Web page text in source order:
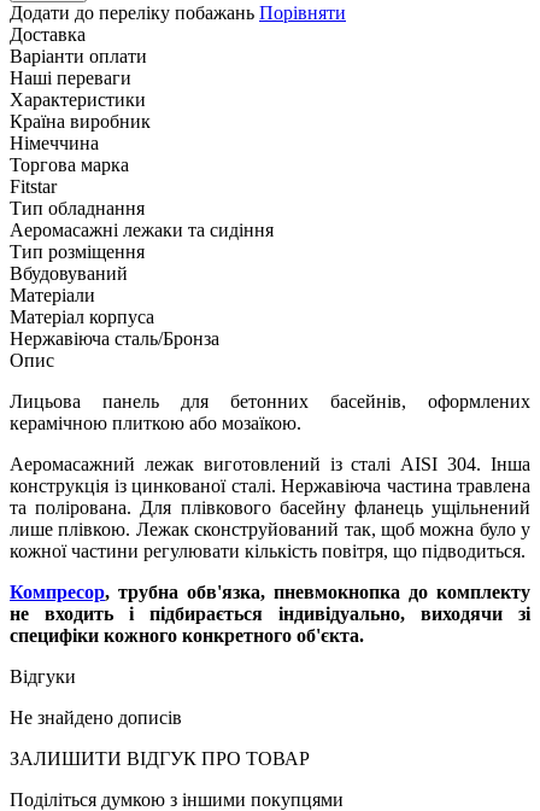
Додати до переліку побажань Порівняти
Доставка
Варіанти оплати
Наші переваги
Характеристики
Країна виробник
Німеччина
Торгова марка
Fitstar
Тип обладнання
Аеромасажні лежаки та сидіння
Тип розміщення
Вбудовуваний
Матеріали
Матеріал корпуса
Нержавіюча сталь/Бронза
Опис
Лицьова панель для бетонних басейнів, оформлених
керамічною плиткою або мозаїкою.
Аеромасажний лежак виготовлений із сталі АISI 304. Інша
конструкція із цинкованої сталі. Нержавіюча частина травлена
та полірована. Для плівкового басейну фланець ущільнений
лише плівкою. Лежак сконструйований так, щоб можна було у
кожної частини регулювати кількість повітря, що підводиться.
Компресор, трубна обв'язка, пневмокнопка до комплекту
не входить і підбирається індивідуально, виходячи зі
специфіки кожного конкретного об'єкта.
Відгуки
Не знайдено дописів
ЗАЛИШИТИ ВIДГУК ПРО ТОВАР
Поділіться думкою з іншими покупцями